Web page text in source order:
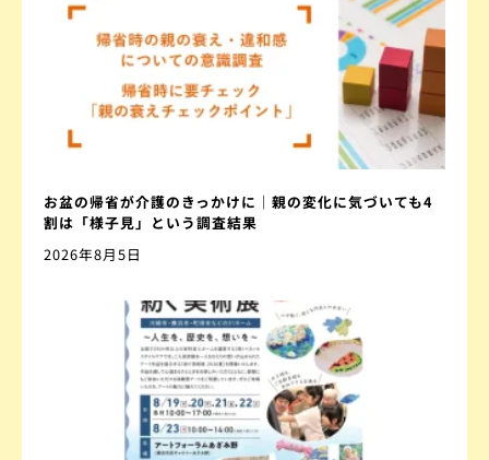
お盆の帰省が介護のきっかけに｜親の変化に気づいても4
割は「様子見」という調査結果
2026年8月5日